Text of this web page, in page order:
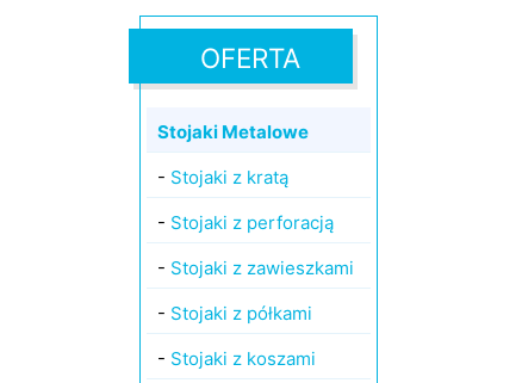
OFERTA
Stojaki Metalowe
- Stojaki z kratą
- Stojaki z perforacją
- Stojaki z zawieszkami
- Stojaki z półkami
- Stojaki z koszami